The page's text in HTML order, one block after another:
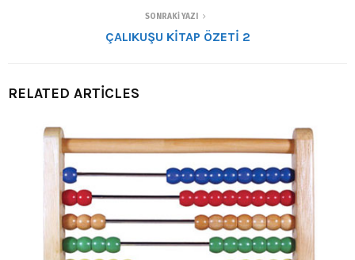
SONRAKI YAZI
ÇALIKUŞU KİTAP ÖZETİ 2
RELATED ARTICLES